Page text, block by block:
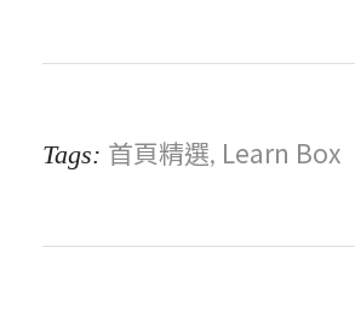
Tags: 首頁精選, Learn Box